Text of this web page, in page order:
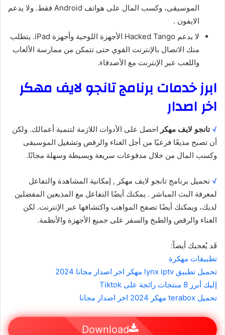
الموسيقى، وكسب المال على هواتف Android فقط. ولا يدعم
الايفون .
لا يدعم Hacked Tango الأجهزة اللوحية وأجهزة iPad. يتطلب
منك الاتصال بالإنترنت القوي حتى تتمكن من ممارسة الألعاب
واللعب عبر الإنترنت مع الأصدقاء.
ابرز خدمات برنامج تانجو لايف مهكر
اخر اصدار
√ تانجو لايف مهكر احصل على الأدوات اللازمة لتنمية أعمالك. ولكن
أن تصبح مذيعًا فرعيًا من أجل الغناء والرقص وتشغيل الموسيقى
وكسب المال من خلال مدفوعات سريعة وبسيطة وسهلة مجانًا.
√ تحميل برنامج تانجو لايف مهكر , إمكانية المشاهدة والتفاعل
لمعرفة البث المباشر . يمكنك أيضًا التفاعل مع المذيعين المفضلين
لديك، ويمكنك أيضًا تصفح المواهب واكتشافها عبر الإنترنت. لكن
الغناء والرقص والطبخ والسفر على جميع الأجهزة والأنظمة.
قَد يُعجبك أيضاً:
تطبيقات مهكرة
تحميل تطبيق lynx iptv مهكر اخر اصدار مجانا 2024
إليك أبرز 8 منتجات رائجة على Tiktok
تحميل terabox مهكر 2024 اخر اصدار مجانا
Download